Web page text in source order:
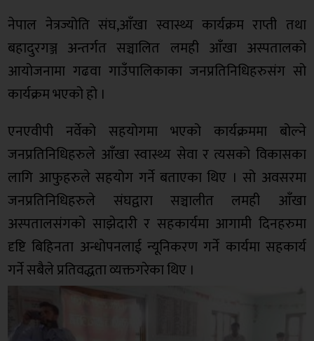
नेपाल नेत्रज्योति संघ,आँखा स्वास्थ्य कार्यक्रम राप्ती तथा
बहादुरगञ्ज अन्तर्गत सञ्चालित लमही आँखा अस्पतालको
आयोजनामा गढवा गाउँपालिकाका जनप्रतिनिधिहरुसंग सो
कार्यक्रम भएको हो ।
एनएवीपी नर्वेको सहयोगमा भएको कार्यक्रममा बोल्ने
जनप्रतिनिधिहरुले आँखा स्वास्थ्य सेवा र त्यसको विकासका
लागि आफुहरुले सहयोग गर्ने बताएका थिए । सो अवसरमा
जनप्रतिनिधिहरुले संघद्वारा सञ्चालीत लमही आँखा
अस्पतालसंगको साझेदारी र सहकार्यमा आगामी दिनहरुमा
दृष्टि बिहिनता अन्धोपनलाई न्यूनिकरण गर्ने कार्यमा सहकार्य
गर्ने सबैले प्रतिवद्धता व्यक्तगरेका थिए ।